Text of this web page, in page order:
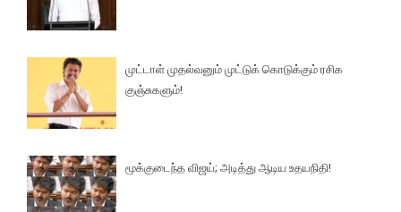
முட்டாள் முதல்வனும் முட்டுக் கொடுக்கும் ரசிக
குஞ்சுகளும்!
மூக்குடைந்த விஜய்; அடித்து ஆடிய உதயநிதி!